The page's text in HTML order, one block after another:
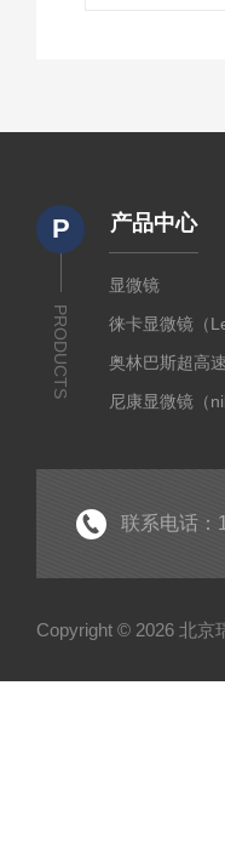
P
PRODUCTS
产品中心
显微镜
徕卡显微镜（
尼康显微镜（
国产朗研相机
小动物活体成
联系电话：
Copyright © 2026 北